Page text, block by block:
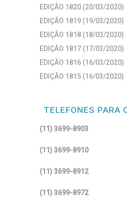
EDIÇÃO 1820 (20/03/2020)
EDIÇÃO 1819 (19/03/2020)
EDIÇÃO 1818 (18/03/2020)
EDIÇÃO 1817 (17/03/2020)
EDIÇÃO 1816 (16/03/2020)
EDIÇÃO 1815 (16/03/2020)
TELEFONES PARA
(11) 3699-8903
(11) 3699-8910
(11) 3699-8912
(11) 3699-8972